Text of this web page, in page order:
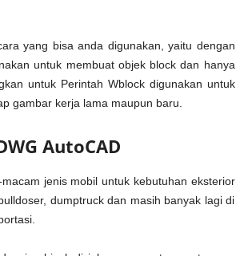
yang bisa anda digunakan, yaitu dengan
untuk membuat objek block dan hanya
untuk Perintah Wblock digunakan untuk
gambar kerja lama maupun baru.
AutoCAD
jenis mobil untuk kebutuhan eksterior
dumptruck dan masih banyak lagi di